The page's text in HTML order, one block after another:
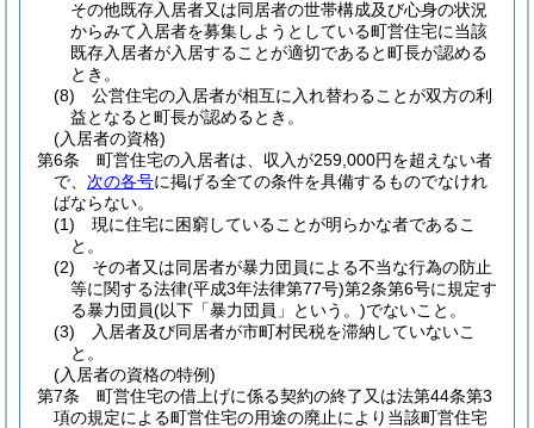
その他既存入居者又は同居者の世帯構成及び心身の状況
からみて入居者を募集しようとしている町営住宅に当該
既存入居者が入居することが適切であると町長が認める
とき。
(8)
公営住宅の入居者が相互に入れ替わることが双方の利
益となると町長が認めるとき。
(入居者の資格)
第6条
町営住宅の入居者は、収入が259,000円を超えない者
で、 次の各号に掲げる全ての条件を具備するものでなけれ
ばならない。
(1)
現に住宅に困窮していることが明らかな者であるこ
と。
(2)
その者又は同居者が暴力団員による不当な行為の防止
等に関する法律(平成3年法律第77号)第2条第6号に規定す
る暴力団員(以下「暴力団員」という。)でないこと。
(3)
入居者及び同居者が市町村民税を滞納していないこ
と。
(入居者の資格の特例)
第7条
町営住宅の借上げに係る契約の終了又は法第44条第3
項の規定による町営住宅の用途の廃止により当該町営住宅